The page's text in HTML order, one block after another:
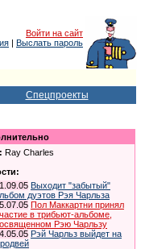
Войти на сайт
| Выслать пароль
Спецпроекты
Ray Charles
Выходит "забытый"
дуэтов Рэя Чарльза
Пол Маккартни принял
в трибьют-альбоме,
Рэю Чарльзу
Рэй Чарльз выйдет на